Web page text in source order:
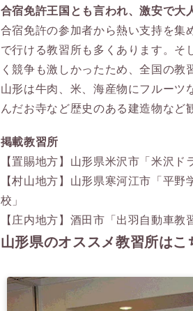
合宿免許王国とも言われ、激安で大
合宿免許の参加者から熱い支持を集
で行ける教習所も多くあります。
く競争も激しかったため、全国の教
山形は牛肉、米、海産物にフルーツ
んだお寺など歴史のある建造物など
掲載教習所
【置賜地方】山形県米沢市「米沢ド
【村山地方】山形県寒河江市「平野
校 」
【庄内地方】酒田市「出羽自動車教
山形県のオススメ教習所は